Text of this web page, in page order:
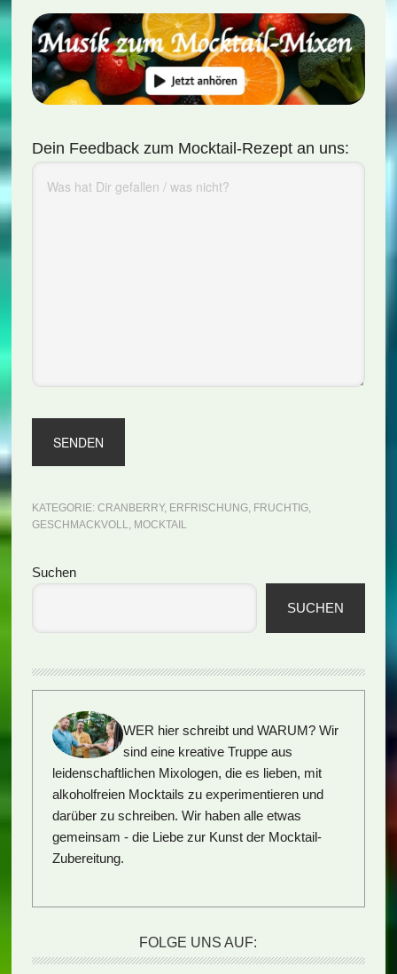
Dein Feedback zum Mocktail-Rezept an uns:
KATEGORIE: CRANBERRY, ERFRISCHUNG, FRUCHTIG,
GESCHMACKVOLL, MOCKTAIL
Seitenspalte
Suchen
SUCHEN
WER hier schreibt und WARUM? Wir
sind eine kreative Truppe aus
leidenschaftlichen Mixologen, die es lieben, mit
alkoholfreien Mocktails zu experimentieren und
darüber zu schreiben. Wir haben alle etwas
gemeinsam - die Liebe zur Kunst der Mocktail-
Zubereitung.
FOLGE UNS AUF: